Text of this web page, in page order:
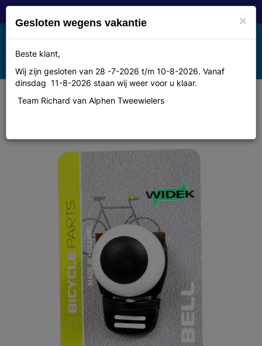
Toggle
navigation
MENU
Widek bel Compact 2 wt op krt
×
Gesloten wegens vakantie
Beste klant,
Wij zijn gesloten van 28 -7-2026 t/m 10-8-2026. Vanaf
dinsdag 11-8-2026 staan wij weer voor u klaar.
Team Richard van Alphen Tweewielers